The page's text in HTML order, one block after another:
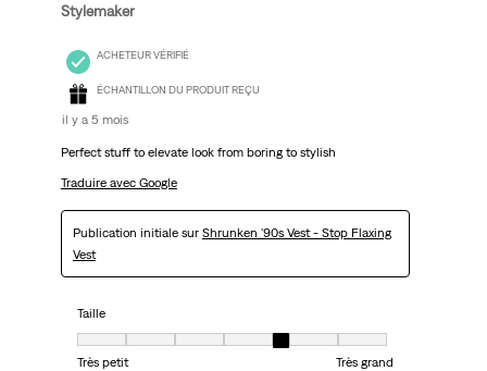
Stylemaker
ACHETEUR VÉRIFIÉ
ÉCHANTILLON DU PRODUIT REÇU
il y a 5 mois
Perfect stuff to elevate look from boring to stylish
Traduire avec Google
Publication initiale sur Shrunken '90s Vest - Stop Flaxing
Vest
Taille
Très petit
Très grand